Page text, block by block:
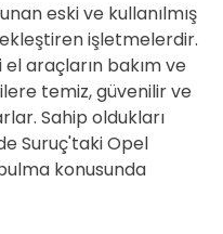
eski ve kullanılmış
işletmelerdir.
el araçların bakım ve
temiz, güvenilir ve
Sahip oldukları
Suruç'taki Opel
konusunda